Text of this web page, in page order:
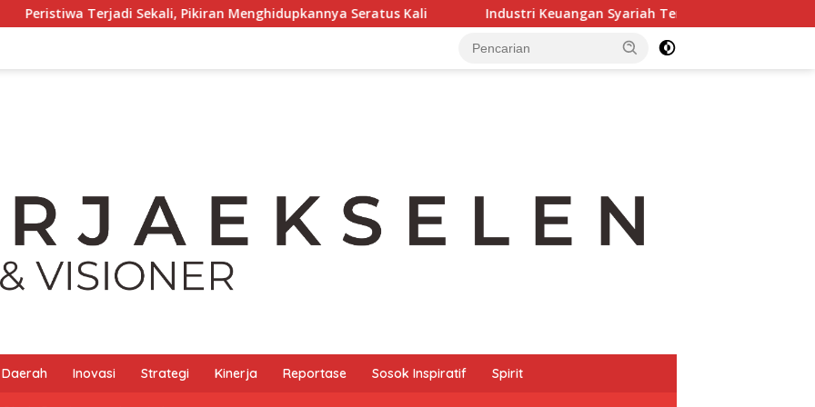
Sekali, Pikiran Menghidupkannya Seratus Kali Industri Keuangan Syariah Terus Tumbuh Positif
Daerah Inovasi Strategi Kinerja Reportase Sosok Inspiratif Spirit